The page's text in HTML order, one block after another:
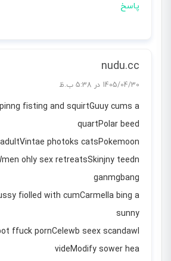
پاسخ
nudu.cc
1405/04/30 در 5:38 ب.ظ
fisting and squirtGuuy cums a
quartPolar beed
photoks catsPokemoon
ohly sex retreatsSkinjny teedn
ganmgbang
fiolled with cumCarmella bing a
sunny
ffuck pornCelewb seex scandawl
videModify sower hea